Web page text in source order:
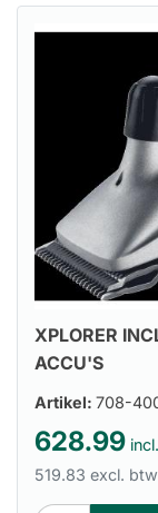
XPLORER
ACCU'S
Artikel: 708-
628.99
519.83 excl. btw